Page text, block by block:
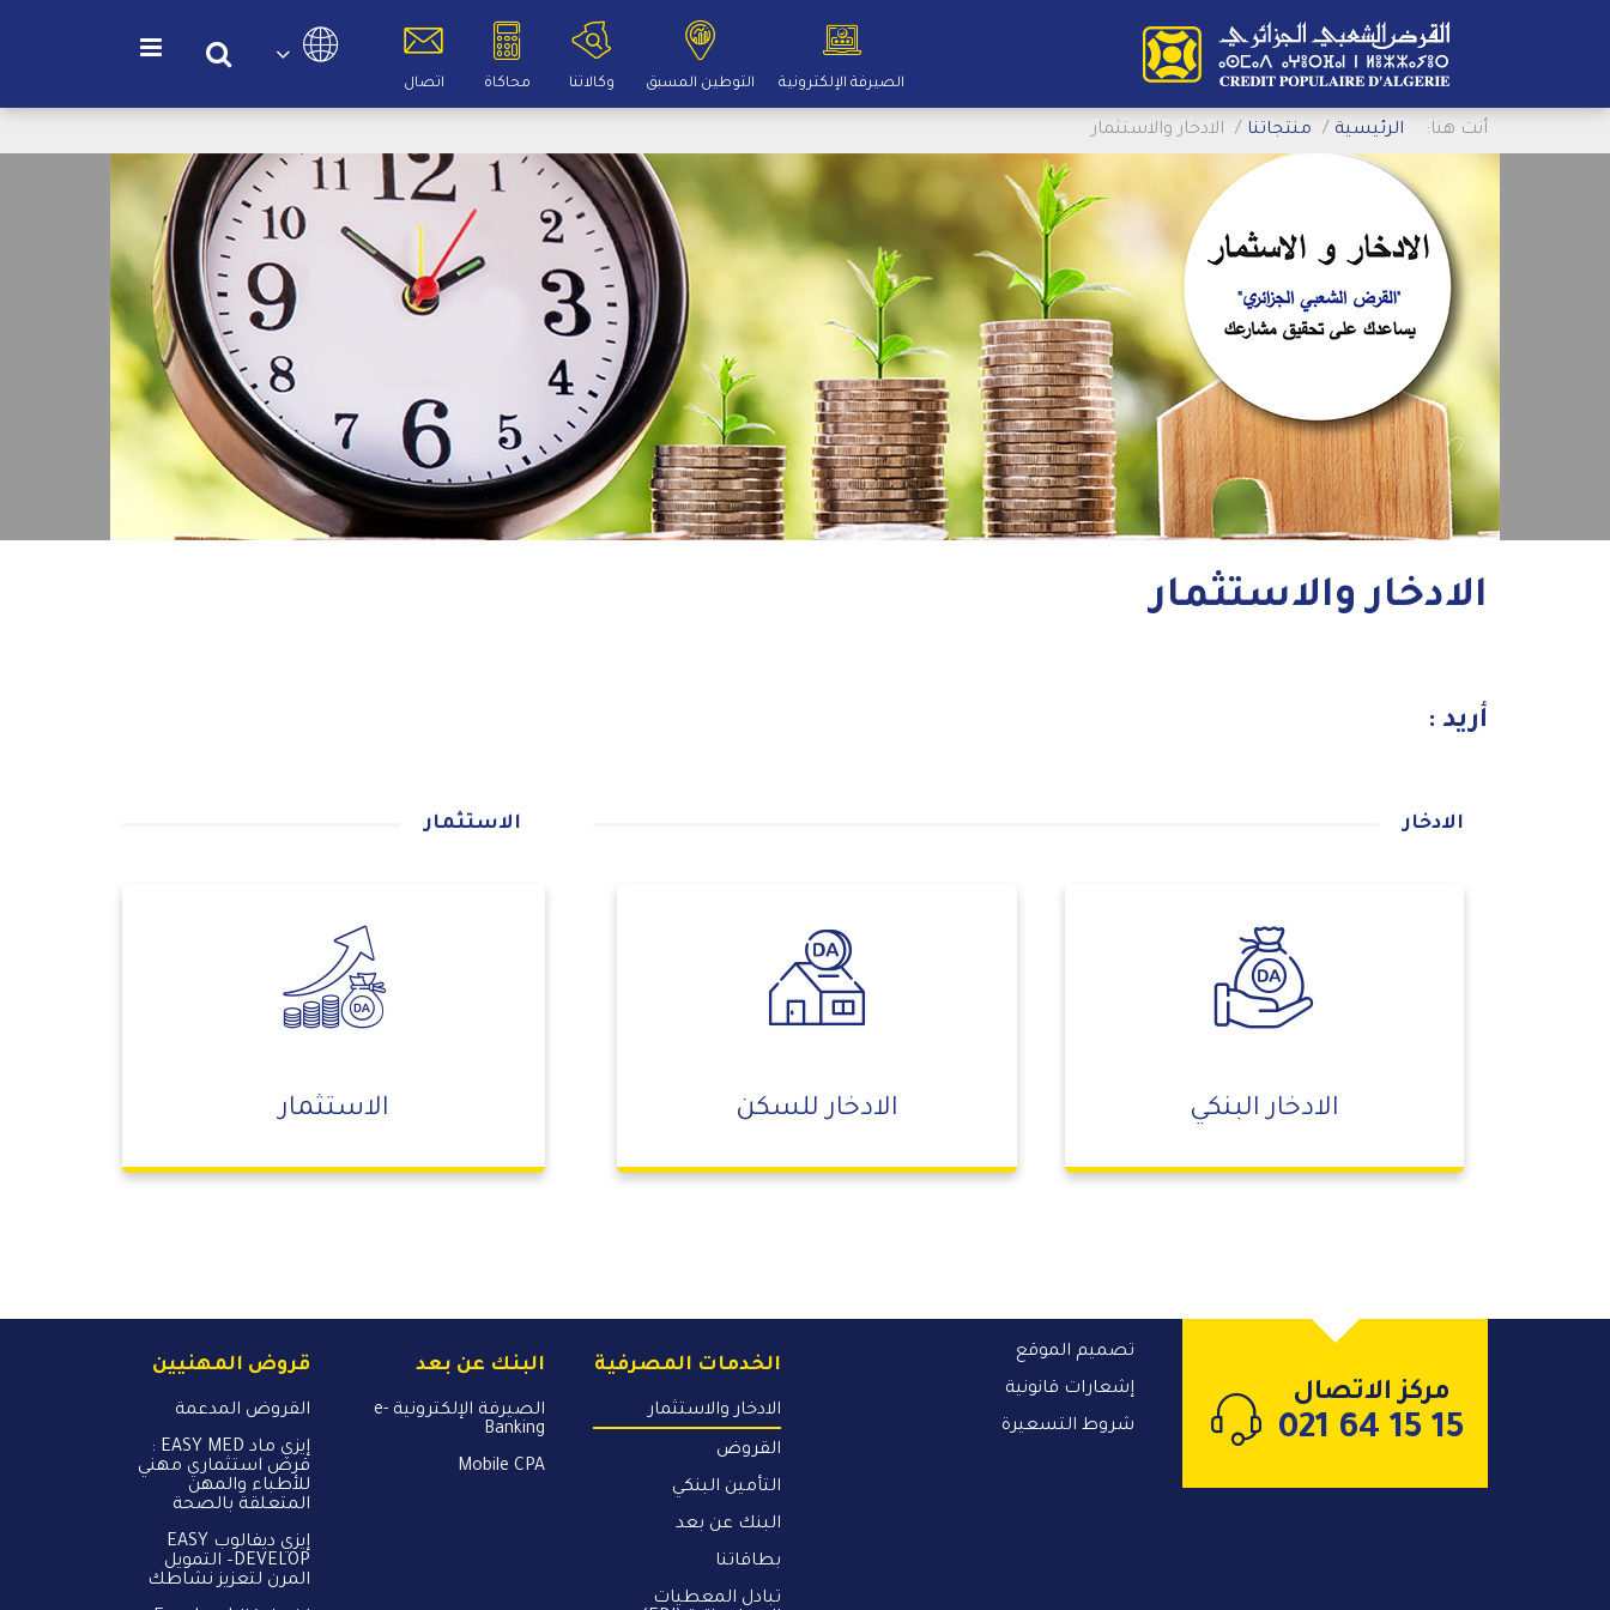
الصيرفة الإلكترونية التوطين المسبق وكالاتنا محاكاة اتصال
اختر لغتك
أنت هنا: الرئيسية منتجاتنا الادخار والاستثمار
الادخار والاستثمار
أريد :
الادخار
الادخار البنكي الادخار للسكن
الاستثمار
الاستثمار
مركز الاتصال
021 64 15 15
تصميم الموقع
إشعارات قانونية
شروط التسعيرة
الخدمات المصرفية
الادخار والاستثمار
القروض
التأمين البنكي
البنك عن بعد
بطاقاتنا
تبادل المعطيات
البنك عن بعد
الصيرفة الإلكترونية e-
Banking
Mobile CPA
قروض المهنيين
القروض المدعمة
إيزي ماد EASY MED :
قرض استثماري مهني
للأطباء والمهن
المتعلقة بالصحة
إيزي ديفالوب EASY
DEVELOP– التمويل
المرن لتعزيز نشاطك